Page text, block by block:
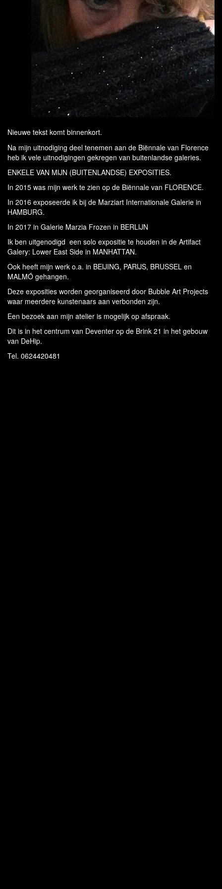
Nieuwe tekst komt binnenkort.
Na mijn uitnodiging deel tenemen aan de Biënnale van Florence
heb ik vele uitnodigingen gekregen van buitenlandse galeries.
ENKELE VAN MIJN (BUITENLANDSE) EXPOSITIES.
In 2015 was mijn werk te zien op de Biënnale van FLORENCE.
In 2016 exposeerde ik bij de Marziart Internationale Galerie in
HAMBURG.
In 2017 in Galerie Marzia Frozen in BERLIJN
Ik ben uitgenodigd een solo expositie te houden in de Artifact
Galery: Lower East Side in MANHATTAN.
Ook heeft mijn werk o.a. in BEIJING, PARIJS, BRUSSEL en
MALMÓ gehangen.
Deze exposities worden georganiseerd door Bubble Art Projects
waar meerdere kunstenaars aan verbonden zijn.
Een bezoek aan mijn atelier is mogelijk op afspraak.
Dit is in het centrum van Deventer op de Brink 21 in het gebouw
van DeHip.
Tel. 0624420481